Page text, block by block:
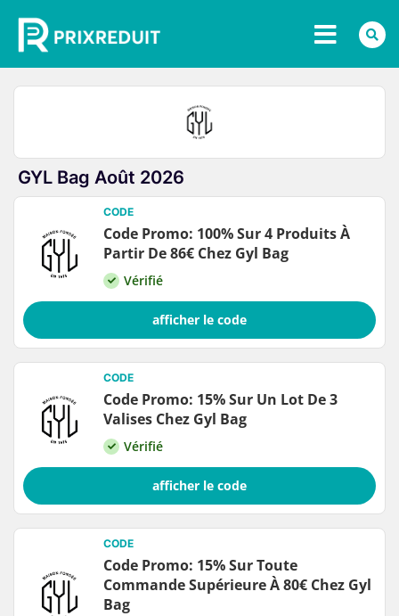
GYL Bag Août 2026
CODE
Code Promo: 100% Sur 4 Produits À
Partir De 86€ Chez Gyl Bag
Vérifié
afficher le code
CODE
Code Promo: 15% Sur Un Lot De 3
Valises Chez Gyl Bag
Vérifié
afficher le code
CODE
Code Promo: 15% Sur Toute
Commande Supérieure À 80€ Chez Gyl
Bag